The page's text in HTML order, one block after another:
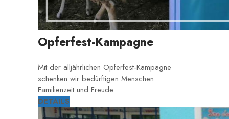
Opferfest-Kampagne
Mit der alljährlichen Opferfest-Kampagne
schenken wir bedürftigen Menschen
Familienzeit und Freude.
DETAILS